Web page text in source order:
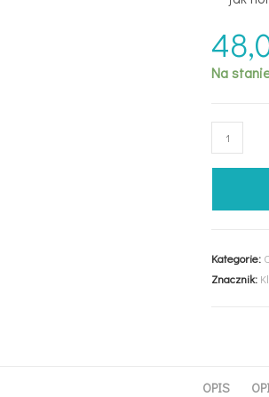
Na
Kategorie:
Znacznik:
OPIS